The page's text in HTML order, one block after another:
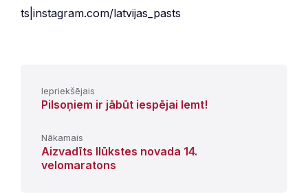
ts|instagram.com/latvijas_pasts
Iepriekšējais
Pilsoņiem ir jābūt iespējai lemt!
Nākamais
Aizvadīts Ilūkstes novada 14.
velomaratons